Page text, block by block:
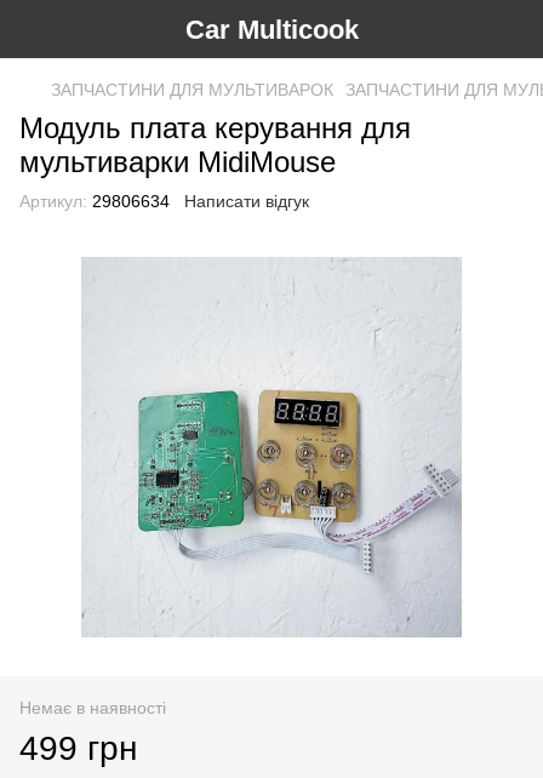
Car Multicook
ЗАПЧАСТИНИ ДЛЯ МУЛЬТИВАРОК ЗАПЧАСТИНИ ДЛЯ
Модуль плата керування для
мультиварки MidiMouse
Артикул: 29806634 Написати відгук
Немає в наявності
499 грн